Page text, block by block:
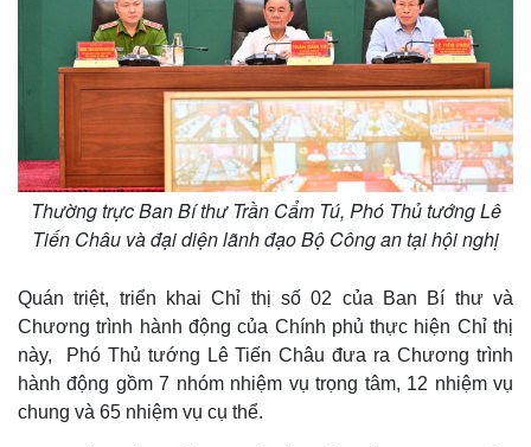
Cuộc sống đó đây
Ảnh
E-Magazine
Infographic
Thường trực Ban Bí thư Trần Cẩm Tú, Phó Thủ tướng Lê
Tiến Châu và đại diện lãnh đạo Bộ Công an tại hội nghị
Quán triệt, triển khai Chỉ thị số 02 của Ban Bí thư và
Chương trình hành động của Chính phủ thực hiện Chỉ thị
này, Phó Thủ tướng Lê Tiến Châu đưa ra Chương trình
hành động gồm 7 nhóm nhiệm vụ trọng tâm, 12 nhiệm vụ
chung và 65 nhiệm vụ cụ thể.